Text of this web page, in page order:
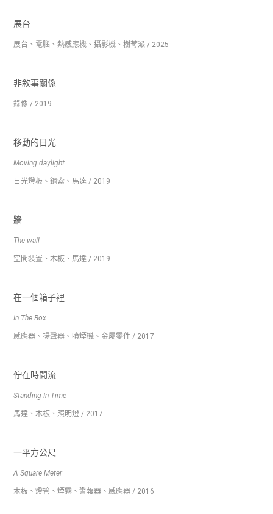
展台
展台、電腦、熱感應機、攝影機、樹莓派 / 2025
非敘事關係
錄像 / 2019
移動的日光
Moving daylight
日光燈板、鋼索、馬達 / 2019
牆
The wall
空間裝置、木板、馬達 / 2019
在一個箱子裡
In The Box
感應器、揚聲器、噴煙機、金屬零件 / 2017
佇在時間流
Standing In Time
馬達、木板、照明燈 / 2017
一平方公尺
A Square Meter
木板、燈管、煙霧、警報器、感應器 / 2016